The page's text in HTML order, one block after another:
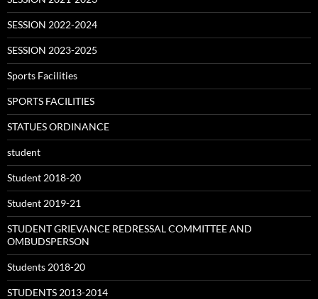
SESSION 2022-2024
SESSION 2023-2025
Sports Facilities
SPORTS FACILITIES
STATUES ORDINANCE
student
Student 2018-20
Student 2019-21
STUDENT GRIEVANCE REDRESSAL COMMITTEE AND
OMBUDSPERSON
Students 2018-20
STUDENTS 2013-2014